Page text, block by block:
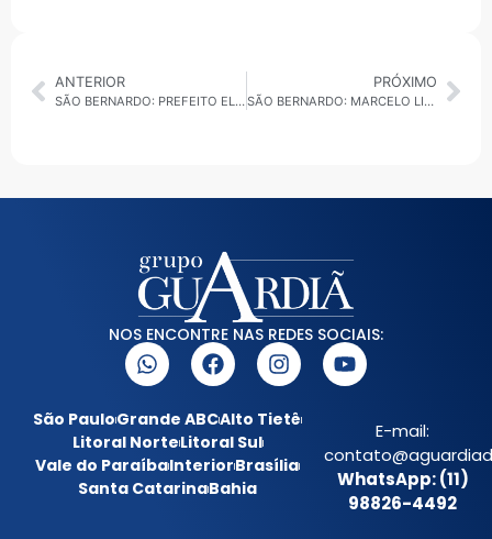
ANTERIOR
SÃO BERNARDO: PREFEITO ELEITO MARCELO LIMA ANUNCIA PARTE DE NOVO SECRETARIADO
PRÓXIMO
SÃO BERNARDO: MARCELO LIMA ANUNCIA CINCO SECRETÁRIOS E CONVERSA AO VIVO COM A GUARDIÃ
NOS ENCONTRE NAS REDES SOCIAIS:
São PauloGrande ABCAlto Tietê
Litoral NorteLitoral Sul
Vale do ParaíbaInteriorBrasília
Santa CatarinaBahia
E-mail:
WhatsApp: (11)
98826-4492